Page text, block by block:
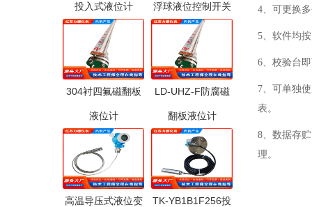
投入式液位计 浮球液位控制开关
304衬四氟磁翻板
液位计
LD-UHZ-F防腐磁
翻板液位计
高温导压式液位变 TK-YB1B1F256投
4、可更换
5、软件均
6、校验台
7、可单独
表。
8、数据存
理。